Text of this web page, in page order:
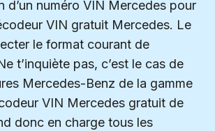
d’un numéro VIN Mercedes pour
VIN gratuit Mercedes. Le
le format courant de
t’inquiète pas, c’est le cas de
Mercedes-Benz de la gamme
VIN Mercedes gratuit de
donc en charge tous les